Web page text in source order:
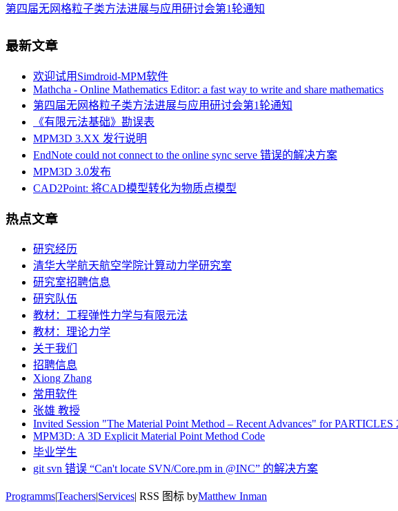
第四届无网格粒子类方法进展与应用研讨会第1轮通知
这门“硬课”，清华这么教！
Post-doctoral Position in Civil and Environmental Engineering University of Missouri
本站部分资源下载链接问题
中科院力学所博士后/研究助理招聘（计算固体力学方向）
WCCM 2020 MS257: Model-based simulations of structural responses under extreme
Symposium on Numerical Methods and Applications at Varied Length Scale at IRF 2020
最新文章
欢迎试用Simdroid-MPM软件
Mathcha - Online Mathematics Editor: a fast way to write and share mathematics
第四届无网格粒子类方法进展与应用研讨会第1轮通知
《有限元法基础》勘误表
MPM3D 3.XX 发行说明
EndNote could not connect to the online sync serve 错误的解决方案
MPM3D 3.0发布
CAD2Point: 将CAD模型转化为物质点模型
热点文章
研究经历
清华大学航天航空学院计算动力学研究室
研究室招聘信息
研究队伍
教材：工程弹性力学与有限元法
教材：理论力学
关于我们
招聘信息
Xiong Zhang
常用软件
张雄 教授
Invited Session "The Material Point Method – Recent Advances" for PARTICLES
MPM3D: A 3D Explicit Material Point Method Code
毕业学生
git svn 错误 “Can't locate SVN/Core.pm in @INC” 的解决方案
Programms|Teachers|Services| RSS 图标 byMatthew Inman